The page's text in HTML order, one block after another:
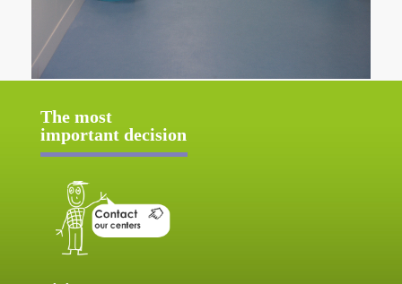
The most
important decision